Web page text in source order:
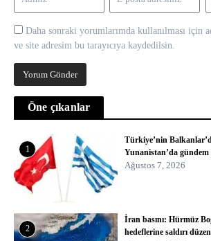
Daha sonraki yorumlarımda kullanılması için
ve site adresim bu tarayıcıya kaydedilsin.
Öne çıkanlar
1
Türkiye’nin
Yunanistan’da
Ağustos 7, 2026
2
İran basını: Hürmüz
hedeflerine saldırı